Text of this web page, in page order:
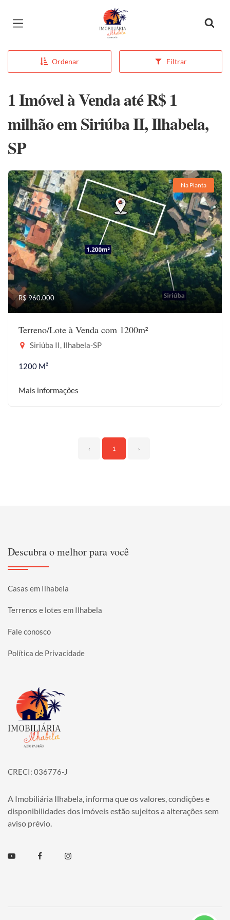
Página inicial
Ordenar Filtrar
1 Imóvel à Venda até R$ 1
milhão em Siriúba II, Ilhabela,
SP
Na Planta
R$ 960.000
Terreno/Lote à Venda com 1200m²
Siriúba II, Ilhabela-SP
1200 M²
Mais informações
‹ 1 ›
Descubra o melhor para você
Casas em Ilhabela
Terrenos e lotes em Ilhabela
Fale conosco
Política de Privacidade
Página inicial
CRECI: 036776-J
A Imobiliária Ilhabela, informa que os valores, condições e
disponibilidades dos imóveis estão sujeitos a alterações sem
aviso prévio.
Youtube FacebookInstagram